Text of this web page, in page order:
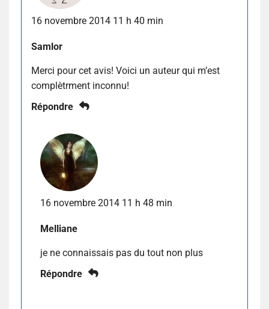
16 novembre 2014 11 h 40 min
Samlor
Merci pour cet avis! Voici un auteur qui m’est
complètrment inconnu!
Répondre
16 novembre 2014 11 h 48 min
Melliane
je ne connaissais pas du tout non plus
Répondre